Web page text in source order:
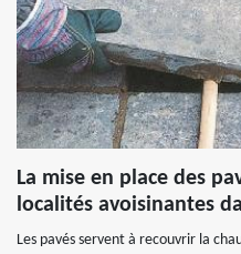
La mise en place des
localités avoisinantes
Les pavés servent à recouvrir la